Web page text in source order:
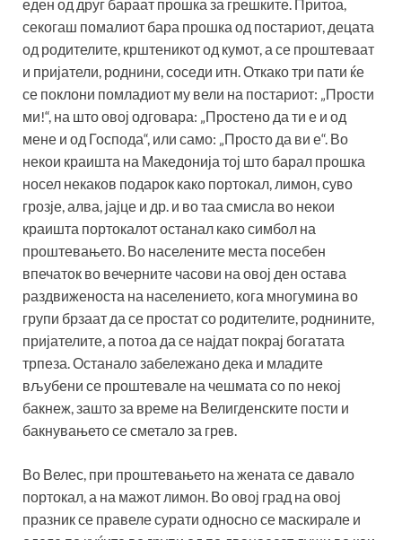
еден од друг бараат прошка за грешките. Притоа,
секогаш помалиот бара прошка од постариот, децата
од родителите, крштеникот од кумот, а се проштеваат
и пријатели, роднини, соседи итн. Откако три пати ќе
се поклони помладиот му вели на постариот: „Прости
ми!“, на што овој одговара: „Простено да ти е и од
мене и од Господа“, или само: „Просто да ви е“. Во
некои краишта на Македонија тој што барал прошка
носел некаков подарок како портокал, лимон, суво
грозје, алва, јајце и др. и во таа смисла во некои
краишта портокалот останал како симбол на
проштевањето. Во населените места посебен
впечаток во вечерните часови на овој ден остава
раздвиженоста на населението, кога многумина во
групи брзаат да се простат со родителите, роднините,
пријателите, а потоа да се најдат покрај богатата
трпеза. Останало забележано дека и младите
вљубени се проштевале на чешмата со по некој
бакнеж, зашто за време на Велигденските пости и
бакнувањето се сметало за грев.
Во Велес, при проштевањето на жената се давало
портокал, а на мажот лимон. Во овој град на овој
празник се правеле сурати односно се маскирале и